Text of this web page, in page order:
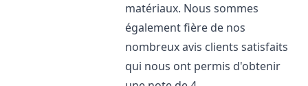
matériaux. Nous sommes
également fière de nos
nombreux avis clients satisfaits
qui nous ont permis d'obtenir